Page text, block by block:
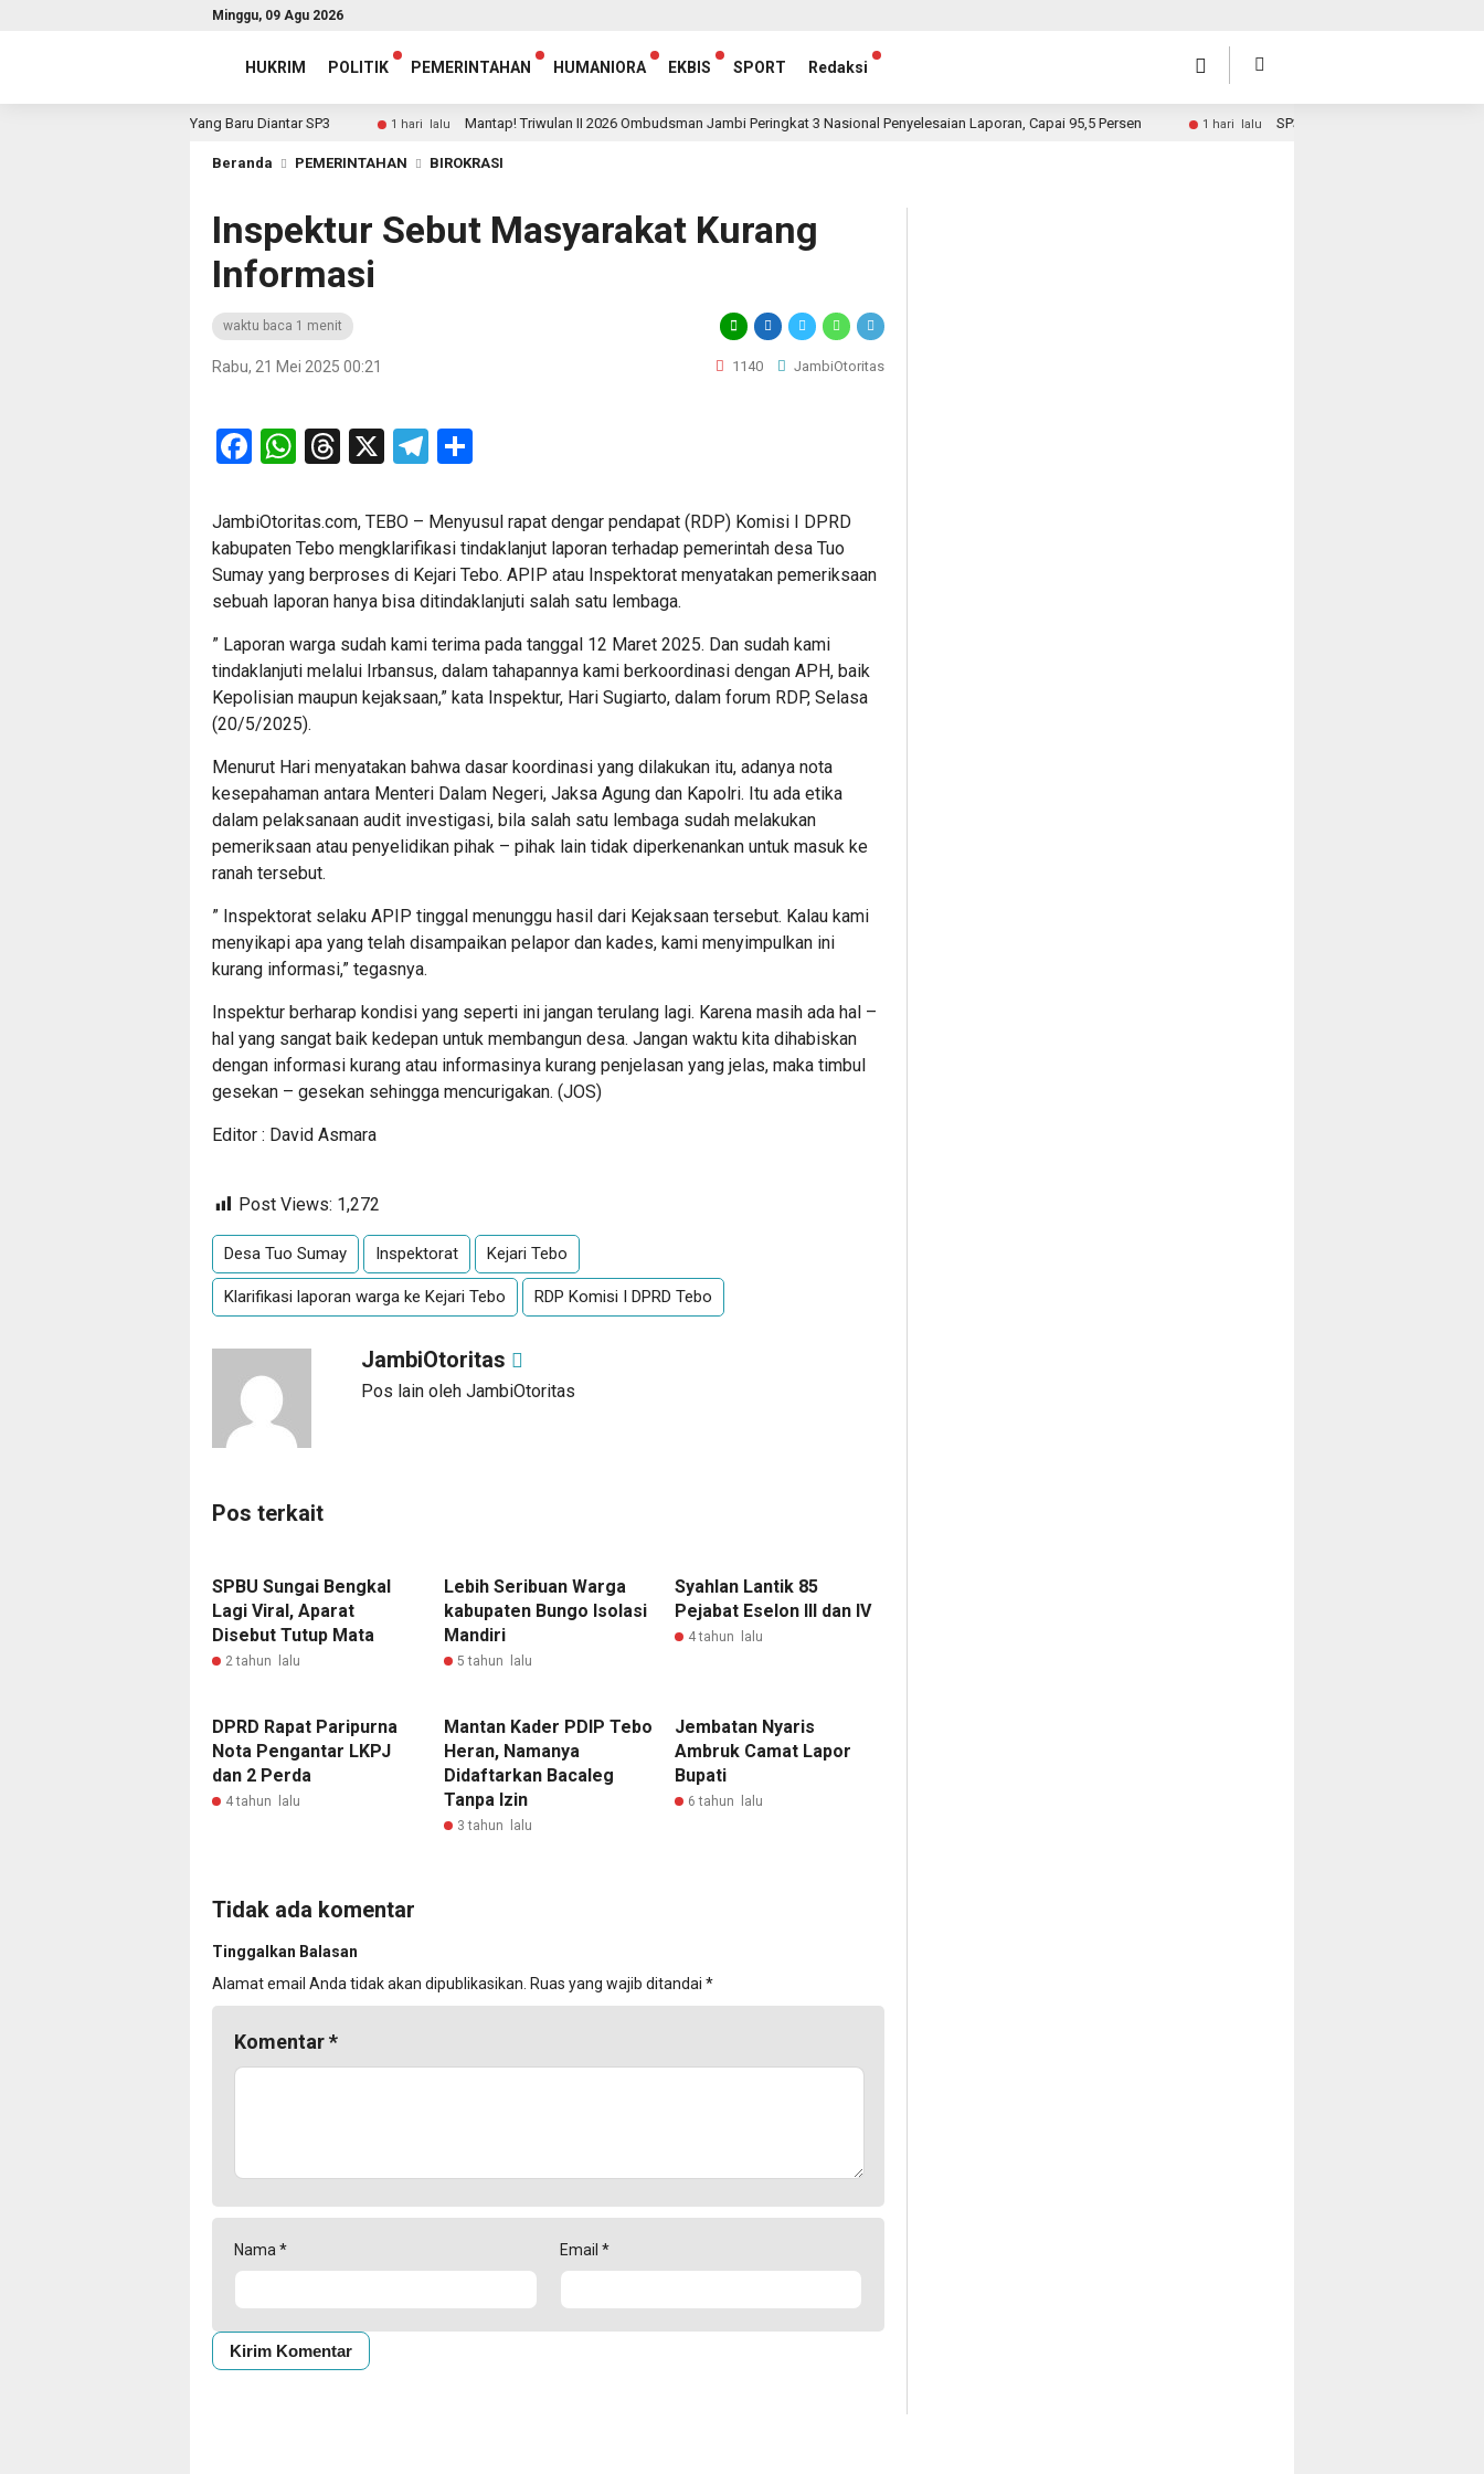
Minggu, 09 Agu 2026
HUKRIM POLITIK PEMERINTAHAN HUMANIORA EKBIS SPORT Redaksi
Diteken, Sekda: Yang Baru Diantar SP3 1 hari lalu Mantap! Triwulan II 2026 Ombudsman Jambi Peringkat 3 Nasional Penyelesaian Laporan, Capai 95,5 Persen 1 hari lalu SP3 Kades Sungai Rambai, Hari Ini Surat
Beranda PEMERINTAHAN BIROKRASI
Inspektur Sebut Masyarakat Kurang
Informasi
waktu baca 1 menit
Rabu, 21 Mei 2025 00:21 1140 JambiOtoritas
Facebook
WhatsApp
Threads
X Telegram
JambiOtoritas.com, TEBO – Menyusul rapat dengar pendapat (RDP) Komisi I DPRD
kabupaten Tebo mengklarifikasi tindaklanjut laporan terhadap pemerintah desa Tuo
Sumay yang berproses di Kejari Tebo. APIP atau Inspektorat menyatakan pemeriksaan
sebuah laporan hanya bisa ditindaklanjuti salah satu lembaga.
” Laporan warga sudah kami terima pada tanggal 12 Maret 2025. Dan sudah kami
tindaklanjuti melalui Irbansus, dalam tahapannya kami berkoordinasi dengan APH, baik
Kepolisian maupun kejaksaan,” kata Inspektur, Hari Sugiarto, dalam forum RDP, Selasa
(20/5/2025).
Menurut Hari menyatakan bahwa dasar koordinasi yang dilakukan itu, adanya nota
kesepahaman antara Menteri Dalam Negeri, Jaksa Agung dan Kapolri. Itu ada etika
dalam pelaksanaan audit investigasi, bila salah satu lembaga sudah melakukan
pemeriksaan atau penyelidikan pihak – pihak lain tidak diperkenankan untuk masuk ke
ranah tersebut.
” Inspektorat selaku APIP tinggal menunggu hasil dari Kejaksaan tersebut. Kalau kami
menyikapi apa yang telah disampaikan pelapor dan kades, kami menyimpulkan ini
kurang informasi,” tegasnya.
Inspektur berharap kondisi yang seperti ini jangan terulang lagi. Karena masih ada hal –
hal yang sangat baik kedepan untuk membangun desa. Jangan waktu kita dihabiskan
dengan informasi kurang atau informasinya kurang penjelasan yang jelas, maka timbul
gesekan – gesekan sehingga mencurigakan. (JOS)
Editor : David Asmara
Post Views: 1,272
Desa Tuo Sumay Inspektorat Kejari Tebo
Klarifikasi laporan warga ke Kejari Tebo RDP Komisi I DPRD Tebo
JambiOtoritas
Pos lain oleh JambiOtoritas
Pos terkait
SPBU Sungai Bengkal
Lagi Viral, Aparat
Disebut Tutup Mata
2 tahun lalu
Lebih Seribuan Warga
kabupaten Bungo Isolasi
Mandiri
5 tahun lalu
Syahlan Lantik 85
Pejabat Eselon III dan IV
4 tahun lalu
DPRD Rapat Paripurna
Nota Pengantar LKPJ
dan 2 Perda
4 tahun lalu
Mantan Kader PDIP Tebo
Heran, Namanya
Didaftarkan Bacaleg
Tanpa Izin
3 tahun lalu
Jembatan Nyaris
Ambruk Camat Lapor
Bupati
6 tahun lalu
Tidak ada komentar
Tinggalkan Balasan
Alamat email Anda tidak akan dipublikasikan. Ruas yang wajib ditandai *
Komentar*
Nama * Email *